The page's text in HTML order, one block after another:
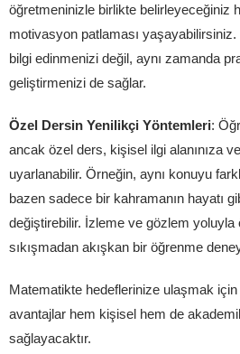
öğretmeninizle birlikte belirleyeceğiniz
motivasyon patlaması
bilgi edinmenizi değil, aynı zamanda
geliştirmenizi de sağlar.
Özel Dersin Yenilikçi Yöntemleri:
ancak özel ders, kişisel ilgi alanınıza
uyarlanabilir. Örneğin, aynı konuyu
bazen sadece bir kahramanın hayatı
değiştirebilir. İzleme ve gözlem
sıkışmadan akışkan bir öğrenme
Matematikte hedeflerinize ulaşmak için
avantajlar hem kişisel hem de
sağlayacaktır.